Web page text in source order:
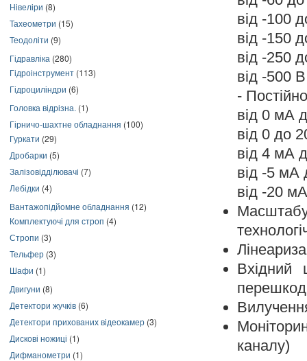
Нівеліри (8)
Тахеометри (15)
Теодоліти (9)
Гідравліка (280)
Гідроінструмент (113)
Гідроциліндри (6)
Головка відрізна. (1)
Гірничо-шахтне обладнання (100)
Гуркати (29)
Дробарки (5)
Залізовідділювачі (7)
Лебідки (4)
Вантажопідйомне обладнання (12)
Комплектуючі для строп (4)
Стропи (3)
Тельфер (3)
Шафи (1)
Двигуни (8)
Детектори жучків (6)
Детектори прихованих відеокамер (3)
Дискові ножиці (1)
Дифманометри (1)
від -100
від -150
від -250
від -500
-
від 0 мА
від 0 до
від 4 мА
від -5 мА
від -20
Вхідний
перешкод
каналу)